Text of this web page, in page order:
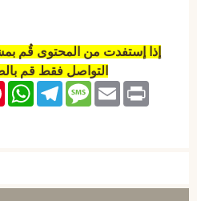
إذا إستفدت من المحتوى قُم
التواصل فقط قم
PinterestWhatsAppTelegramMessageEmail